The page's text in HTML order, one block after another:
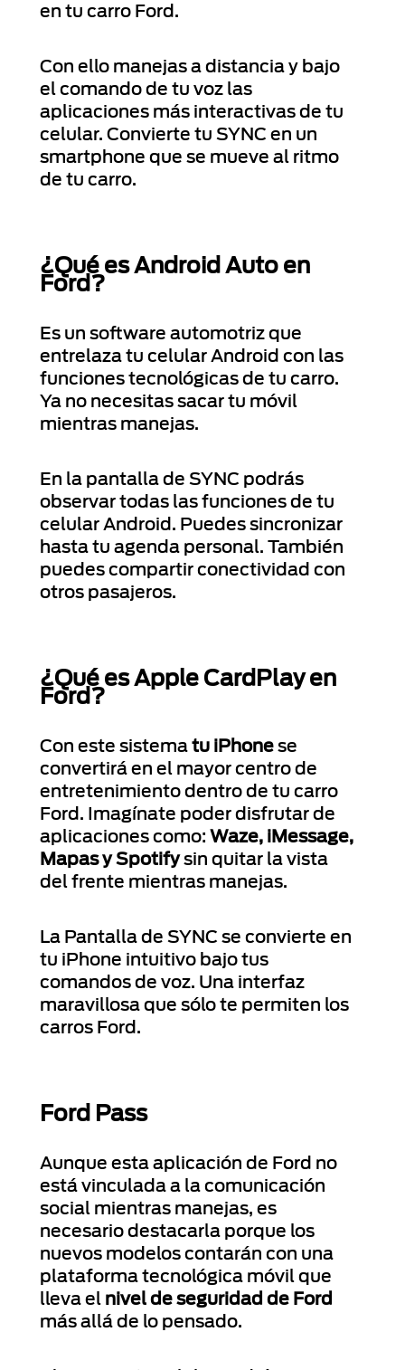
en tu carro Ford.
Con ello manejas a distancia y bajo
el comando de tu voz las
aplicaciones más interactivas de tu
celular. Convierte tu SYNC en un
smartphone que se mueve al ritmo
de tu carro.
¿Qué es Android Auto en
Ford?
Es un software automotriz que
entrelaza tu celular Android con las
funciones tecnológicas de tu carro.
Ya no necesitas sacar tu móvil
mientras manejas.
En la pantalla de SYNC podrás
observar todas las funciones de tu
celular Android. Puedes sincronizar
hasta tu agenda personal. También
puedes compartir conectividad con
otros pasajeros.
¿Qué es Apple CardPlay en
Ford?
Con este sistema tu iPhonese
convertirá en el mayor centro de
entretenimiento dentro de tu carro
Ford. Imagínate poder disfrutar de
aplicaciones como: Waze, iMessage,
Mapas y Spotifysin quitar la vista
del frente mientras manejas.
La Pantalla de SYNC se convierte en
tu iPhone intuitivo bajo tus
comandos de voz. Una interfaz
maravillosa que sólo te permiten los
carros Ford.
Ford Pass
Aunque esta aplicación de Ford no
está vinculada a la comunicación
social mientras manejas, es
necesario destacarla porque los
nuevos modelos contarán con una
plataforma tecnológica móvil que
lleva el nivel de seguridad de Ford
más allá de lo pensado.